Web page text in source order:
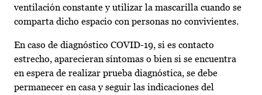
ventilación constante y utilizar la mascarilla cuando se
comparta dicho espacio con personas no convivientes.
En caso de diagnóstico COVID-19, si es contacto
estrecho, aparecieran síntomas o bien si se encuentra
en espera de realizar prueba diagnóstica, se debe
permanecer en casa y seguir las indicaciones del